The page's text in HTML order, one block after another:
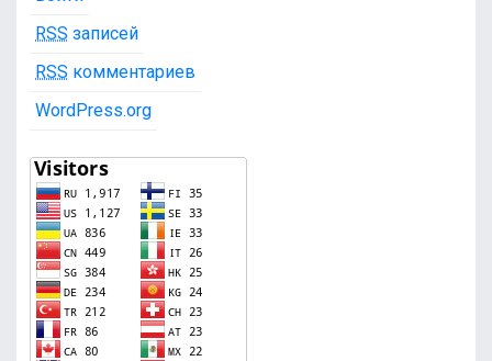
RSS записей
RSS комментариев
WordPress.org